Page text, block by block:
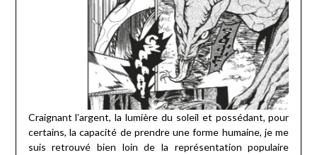
Craignant l’argent, la lumière du soleil et possédant, pour
certains, la capacité de prendre une forme humaine, je me
suis retrouvé bien loin de la représentation populaire